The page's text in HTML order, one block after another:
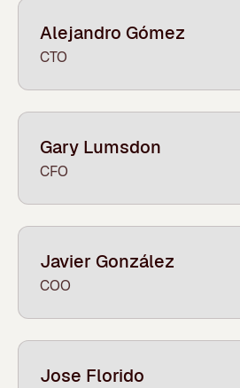
Alejandro Gómez
CTO
Gary Lumsdon
CFO
Javier González
COO
Jose Florido